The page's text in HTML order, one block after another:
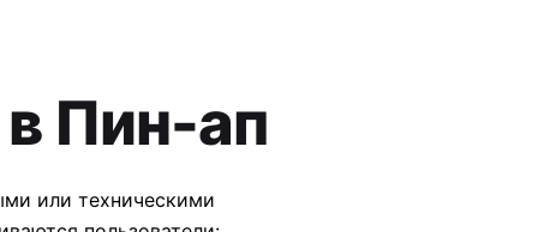
Пин-ап
или техническими